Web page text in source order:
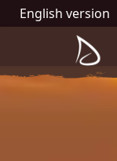
English version